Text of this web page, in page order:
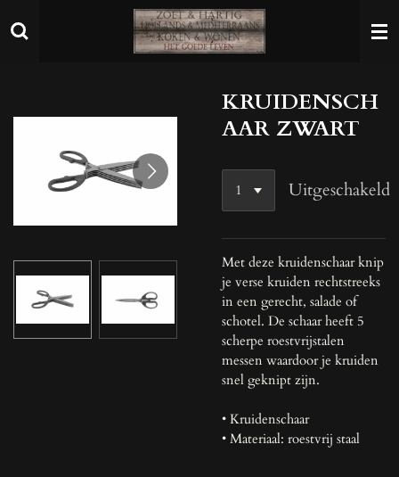
direct
KRUIDENSCH
AAR ZWART
Uitgeschakeld
Met deze kruidenschaar knip
je verse kruiden rechtstreeks
in een gerecht, salade of
schotel. De schaar heeft 5
scherpe roestvrijstalen
messen waardoor je kruiden
snel geknipt zijn.
• Kruidenschaar
• Materiaal: roestvrij staal